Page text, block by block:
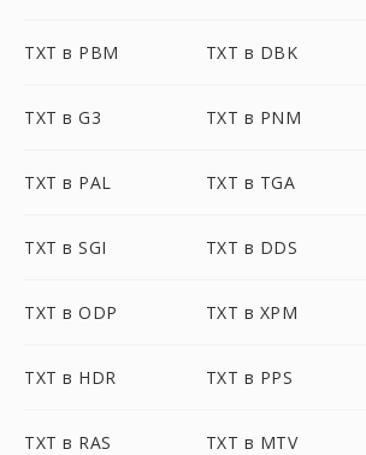
TXT в PBM TXT в DBK
TXT в G3 TXT в PNM
TXT в PAL TXT в TGA
TXT в SGI TXT в DDS
TXT в ODP TXT в XPM
TXT в HDR TXT в PPS
TXT в RAS TXT в MTV